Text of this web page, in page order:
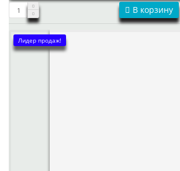
В корзину
Лидер продаж!